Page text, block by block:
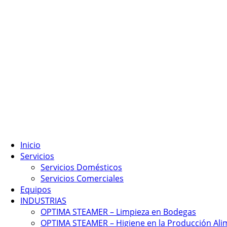
Inicio
Servicios
Servicios Domésticos
Servicios Comerciales
Equipos
INDUSTRIAS
OPTIMA STEAMER – Limpieza en Bodegas
OPTIMA STEAMER – Higiene en la Producción